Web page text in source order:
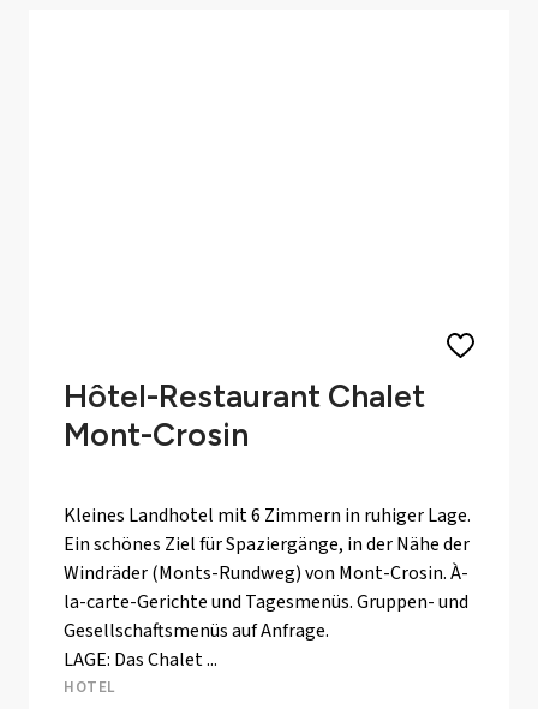
Hôtel-Restaurant Chalet
Mont-Crosin
Kleines Landhotel mit 6 Zimmern in ruhiger Lage.
Ein schönes Ziel für Spaziergänge, in der Nähe der
Windräder (Monts-Rundweg) von Mont-Crosin. À-
la-carte-Gerichte und Tagesmenüs. Gruppen- und
Gesellschaftsmenüs auf Anfrage.
LAGE: Das Chalet ...
HOTEL